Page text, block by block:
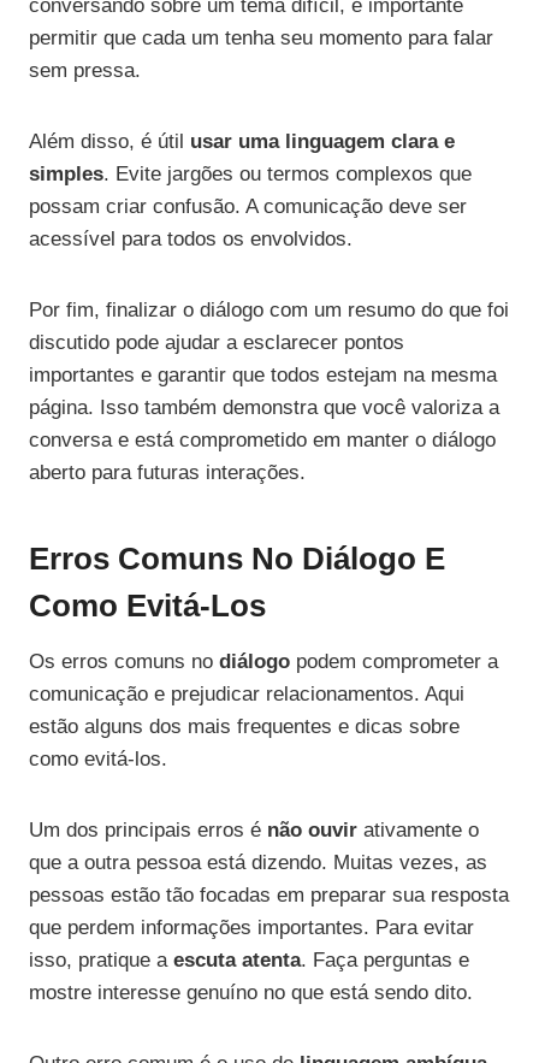
conversando sobre um tema difícil, é importante
permitir que cada um tenha seu momento para falar
sem pressa.
Além disso, é útil usar uma linguagem clara e
simples. Evite jargões ou termos complexos que
possam criar confusão. A comunicação deve ser
acessível para todos os envolvidos.
Por fim, finalizar o diálogo com um resumo do que foi
discutido pode ajudar a esclarecer pontos
importantes e garantir que todos estejam na mesma
página. Isso também demonstra que você valoriza a
conversa e está comprometido em manter o diálogo
aberto para futuras interações.
Erros Comuns No Diálogo E
Como Evitá-Los
Os erros comuns no diálogo podem comprometer a
comunicação e prejudicar relacionamentos. Aqui
estão alguns dos mais frequentes e dicas sobre
como evitá-los.
Um dos principais erros é não ouvir ativamente o
que a outra pessoa está dizendo. Muitas vezes, as
pessoas estão tão focadas em preparar sua resposta
que perdem informações importantes. Para evitar
isso, pratique a escuta atenta. Faça perguntas e
mostre interesse genuíno no que está sendo dito.